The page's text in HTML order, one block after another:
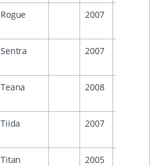
Rogue 2007
Sentra 2007
Teana 2008
Tiida 2007
Titan 2005